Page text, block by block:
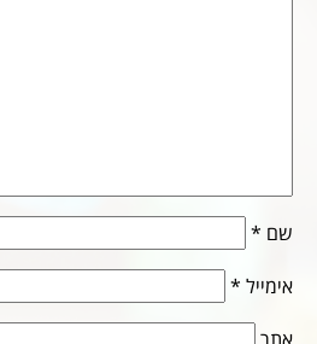
שם *
אימייל *